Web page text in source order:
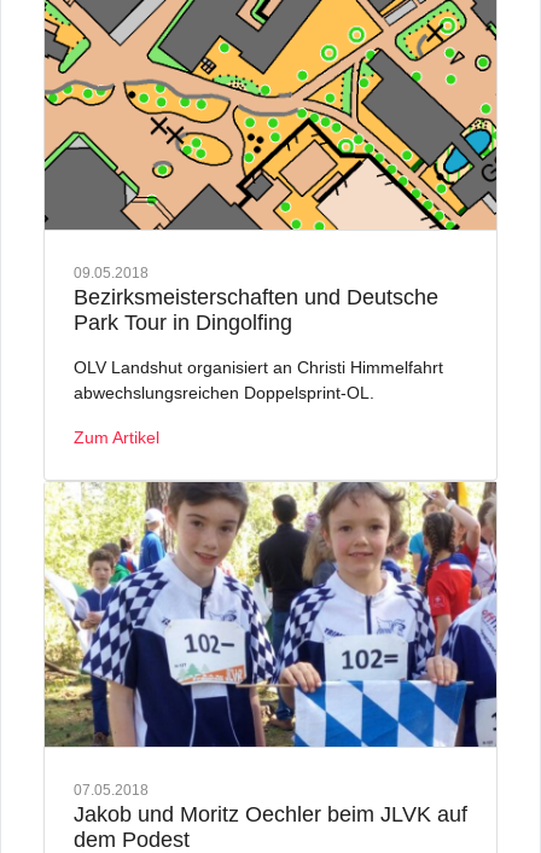
09.05.2018
Bezirksmeisterschaften und Deutsche
Park Tour in Dingolfing
OLV Landshut organisiert an Christi Himmelfahrt
abwechslungsreichen Doppelsprint-OL.
Zum Artikel
07.05.2018
Jakob und Moritz Oechler beim JLVK auf
dem Podest